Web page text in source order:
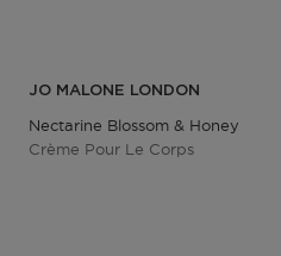
JO MALONE LONDON
Nectarine Blossom & Honey
Crème Pour Le Corps